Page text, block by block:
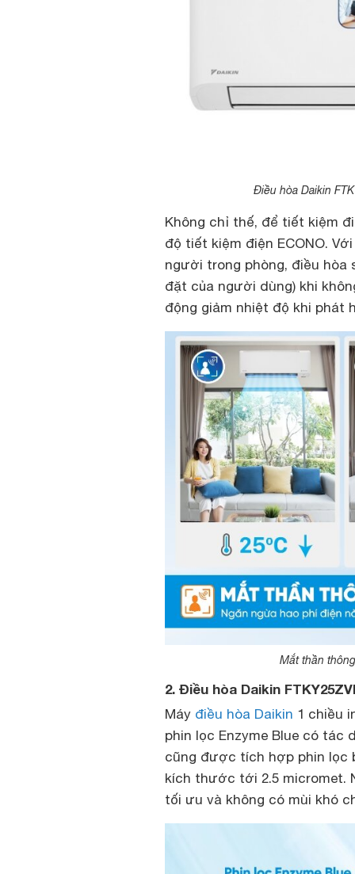
Điều hòa Daikin
Không chỉ thế, để tiết kiệm
độ tiết kiệm điện ECONO.
người trong phòng, điều
đặt của người dùng) khi
động giảm nhiệt độ khi phát
Mắt thần
2. Điều hòa Daikin
Máy điều hòa Daikin 1 chiều
phin lọc Enzyme Blue có tác
cũng được tích hợp phin lọc
kích thước tới 2.5 micromet.
tối ưu và không có mùi khó